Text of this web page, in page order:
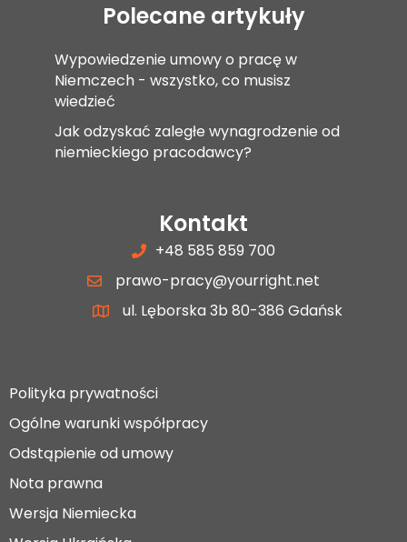
Polecane artykuły
Wypowiedzenie umowy o pracę w
Niemczech - wszystko, co musisz
wiedzieć
Jak odzyskać zaległe wynagrodzenie od
niemieckiego pracodawcy?
Kontakt
+48 585 859 700
prawo-pracy@yourright.net
ul. Lęborska 3b 80-386 Gdańsk
Polityka prywatności
Ogólne warunki współpracy
Odstąpienie od umowy
Nota prawna
Wersja Niemiecka